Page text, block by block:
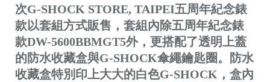
次G-SHOCK STORE, TAIPEI五周年紀念錶
款以套組方式販售，套組內除五周年紀念錶
款DW-5600BBMGT5外，更搭配了透明上蓋
的防水收藏盒與G-SHOCK傘繩鑰匙圈。防水
收藏盒特別印上大大的白色G-SHOCK，盒內